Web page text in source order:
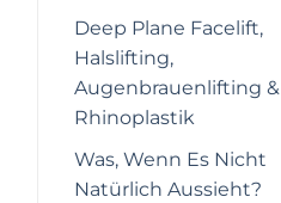
Deep Plane Facelift,
Halslifting,
Augenbrauenlifting &
Rhinoplastik
Was, Wenn Es Nicht
Natürlich Aussieht?